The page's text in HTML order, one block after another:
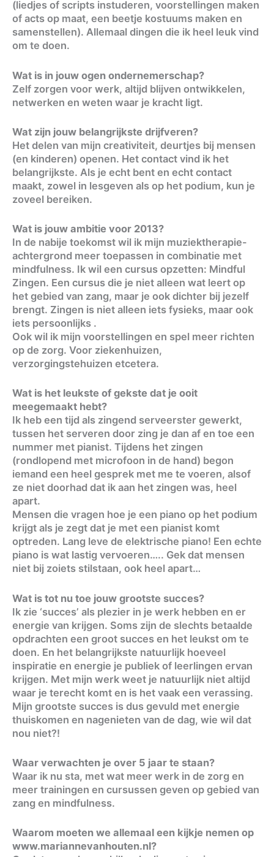
(liedjes of scripts instuderen, voorstellingen maken
of acts op maat, een beetje kostuums maken en
samenstellen). Allemaal dingen die ik heel leuk vind
om te doen.
Wat is in jouw ogen ondernemerschap?
Zelf zorgen voor werk, altijd blijven ontwikkelen,
netwerken en weten waar je kracht ligt.
Wat zijn jouw belangrijkste drijfveren?
Het delen van mijn creativiteit, deurtjes bij mensen
(en kinderen) openen. Het contact vind ik het
belangrijkste. Als je echt bent en echt contact
maakt, zowel in lesgeven als op het podium, kun je
zoveel bereiken.
Wat is jouw ambitie voor 2013?
In de nabije toekomst wil ik mijn muziektherapie-
achtergrond meer toepassen in combinatie met
mindfulness. Ik wil een cursus opzetten: Mindful
Zingen. Een cursus die je niet alleen wat leert op
het gebied van zang, maar je ook dichter bij jezelf
brengt. Zingen is niet alleen iets fysieks, maar ook
iets persoonlijks .
Ook wil ik mijn voorstellingen en spel meer richten
op de zorg. Voor ziekenhuizen,
verzorgingstehuizen etcetera.
Wat is het leukste of gekste dat je ooit
meegemaakt hebt?
Ik heb een tijd als zingend serveerster gewerkt,
tussen het serveren door zing je dan af en toe een
nummer met pianist. Tijdens het zingen
(rondlopend met microfoon in de hand) begon
iemand een heel gesprek met me te voeren, alsof
ze niet doorhad dat ik aan het zingen was, heel
apart.
Mensen die vragen hoe je een piano op het podium
krijgt als je zegt dat je met een pianist komt
optreden. Lang leve de elektrische piano! Een echte
piano is wat lastig vervoeren….. Gek dat mensen
niet bij zoiets stilstaan, ook heel apart…
Wat is tot nu toe jouw grootste succes?
Ik zie ‘succes’ als plezier in je werk hebben en er
energie van krijgen. Soms zijn de slechts betaalde
opdrachten een groot succes en het leukst om te
doen. En het belangrijkste natuurlijk hoeveel
inspiratie en energie je publiek of leerlingen ervan
krijgen. Met mijn werk weet je natuurlijk niet altijd
waar je terecht komt en is het vaak een verassing.
Mijn grootste succes is dus gevuld met energie
thuiskomen en nagenieten van de dag, wie wil dat
nou niet?!
Waar verwachten je over 5 jaar te staan?
Waar ik nu sta, met wat meer werk in de zorg en
meer trainingen en cursussen geven op gebied van
zang en mindfulness.
Waarom moeten we allemaal een kijkje nemen op
www.mariannevanhouten.nl?